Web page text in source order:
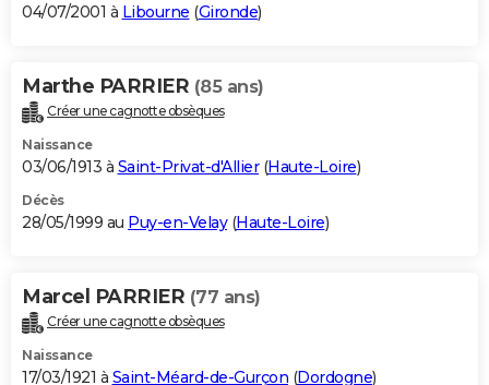
04/07/2001 à Libourne (Gironde)
Marthe PARRIER (85 ans)
Créer une cagnotte obsèques
Naissance
03/06/1913 à Saint-Privat-d'Allier(Haute-Loire)
Décès
28/05/1999 au Puy-en-Velay(Haute-Loire)
Marcel PARRIER (77 ans)
Créer une cagnotte obsèques
Naissance
17/03/1921 à Saint-Méard-de-Gurçon (Dordogne)